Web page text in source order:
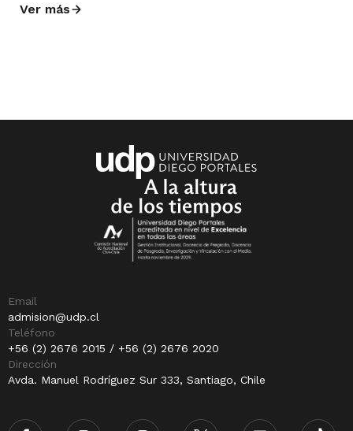
Ver más
Email
admision@udp.cl
Teléfono
+56 (2) 2676 2015 / +56 (2) 2676 2020
Dirección
Avda. Manuel Rodríguez Sur 333, Santiago, Chile